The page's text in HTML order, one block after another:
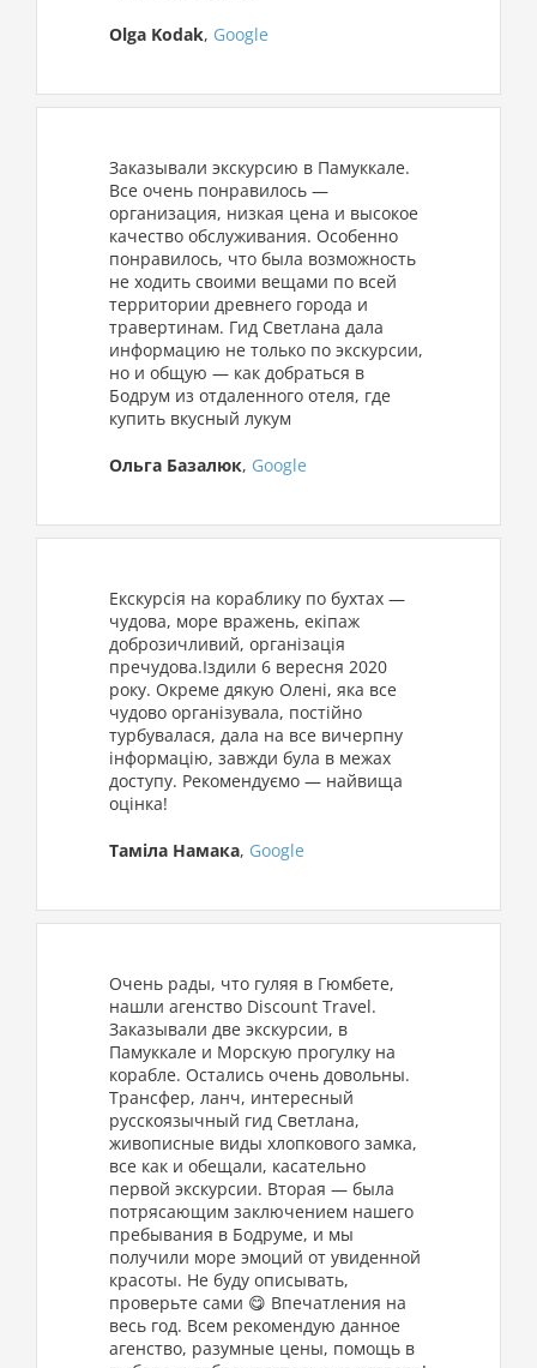
Olga Kodak, Google
Заказывали экскурсию в Памуккале.
Все очень понравилось —
организация, низкая цена и высокое
качество обслуживания. Особенно
понравилось, что была возможность
не ходить своими вещами по всей
территории древнего города и
травертинам. Гид Светлана дала
информацию не только по экскурсии,
но и общую — как добраться в
Бодрум из отдаленного отеля, где
купить вкусный лукум
Ольга Базалюк, Google
Екскурсія на кораблику по бухтах —
чудова, море вражень, екіпаж
доброзичливий, організація
пречудова.Іздили 6 вересня 2020
року. Окреме дякую Олені, яка все
чудово організувала, постійно
турбувалася, дала на все вичерпну
інформацію, завжди була в межах
доступу. Рекомендуємо — найвища
оцінка!
Тамiла Намака, Google
Очень рады, что гуляя в Гюмбете,
нашли агенство Discount Travel.
Заказывали две экскурсии, в
Памуккале и Морскую прогулку на
корабле. Остались очень довольны.
Трансфер, ланч, интересный
русскоязычный гид Светлана,
живописные виды хлопкового замка,
все как и обещали, касательно
первой экскурсии. Вторая — была
потрясающим заключением нашего
пребывания в Бодруме, и мы
получили море эмоций от увиденной
красоты. Не буду описывать,
проверьте сами 😋 Впечатления на
весь год. Всем рекомендую данное
агенство, разумные цены, помощь в